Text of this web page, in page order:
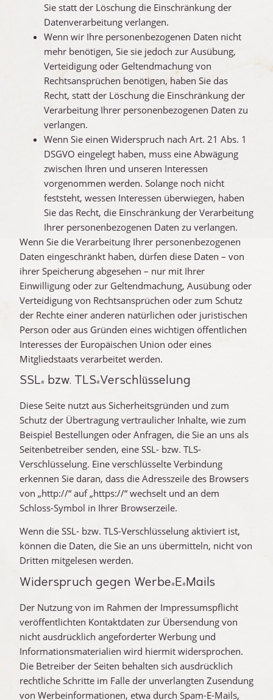
Sie statt der Löschung die Einschränkung der
Datenverarbeitung verlangen.
Wenn wir Ihre personenbezogenen Daten nicht
mehr benötigen, Sie sie jedoch zur Ausübung,
Verteidigung oder Geltendmachung von
Rechtsansprüchen benötigen, haben Sie das
Recht, statt der Löschung die Einschränkung der
Verarbeitung Ihrer personenbezogenen Daten zu
verlangen.
Wenn Sie einen Widerspruch nach Art. 21 Abs. 1
DSGVO eingelegt haben, muss eine Abwägung
zwischen Ihren und unseren Interessen
vorgenommen werden. Solange noch nicht
feststeht, wessen Interessen überwiegen, haben
Sie das Recht, die Einschränkung der Verarbeitung
Ihrer personenbezogenen Daten zu verlangen.
Wenn Sie die Verarbeitung Ihrer personenbezogenen
Daten eingeschränkt haben, dürfen diese Daten – von
ihrer Speicherung abgesehen – nur mit Ihrer
Einwilligung oder zur Geltendmachung, Ausübung oder
Verteidigung von Rechtsansprüchen oder zum Schutz
der Rechte einer anderen natürlichen oder juristischen
Person oder aus Gründen eines wichtigen öffentlichen
Interesses der Europäischen Union oder eines
Mitgliedstaats verarbeitet werden.
SSL- bzw. TLS-Verschlüsselung
Diese Seite nutzt aus Sicherheitsgründen und zum
Schutz der Übertragung vertraulicher Inhalte, wie zum
Beispiel Bestellungen oder Anfragen, die Sie an uns als
Seitenbetreiber senden, eine SSL- bzw. TLS-
Verschlüsselung. Eine verschlüsselte Verbindung
erkennen Sie daran, dass die Adresszeile des Browsers
von „http://“ auf „https://“ wechselt und an dem
Schloss-Symbol in Ihrer Browserzeile.
Wenn die SSL- bzw. TLS-Verschlüsselung aktiviert ist,
können die Daten, die Sie an uns übermitteln, nicht von
Dritten mitgelesen werden.
Widerspruch gegen Werbe-E-Mails
Der Nutzung von im Rahmen der Impressumspflicht
veröffentlichten Kontaktdaten zur Übersendung von
nicht ausdrücklich angeforderter Werbung und
Informationsmaterialien wird hiermit widersprochen.
Die Betreiber der Seiten behalten sich ausdrücklich
rechtliche Schritte im Falle der unverlangten Zusendung
von Werbeinformationen, etwa durch Spam-E-Mails,